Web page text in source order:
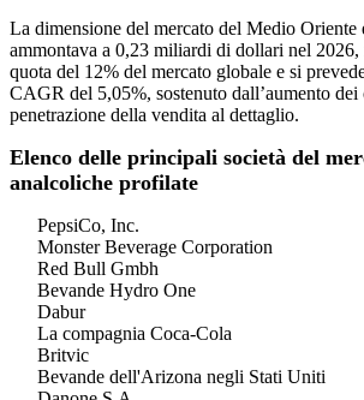
La dimensione del mercato del Medio Oriente
ammontava a 0,23 miliardi di dollari nel 2026,
quota del 12% del mercato globale e si
CAGR del 5,05%, sostenuto dall’aumento dei
penetrazione della vendita al dettaglio.
Elenco delle principali società del
analcoliche profilate
PepsiCo, Inc.
Monster Beverage Corporation
Red Bull Gmbh
Bevande Hydro One
Dabur
La compagnia Coca-Cola
Britvic
Bevande dell'Arizona negli Stati Uniti